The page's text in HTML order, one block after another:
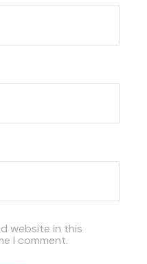
website in this
I comment.